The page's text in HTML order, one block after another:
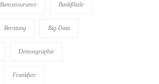
Bancassurance Bankfiliale
Beratung Big-Data
Demosgraphie
Frankfurt